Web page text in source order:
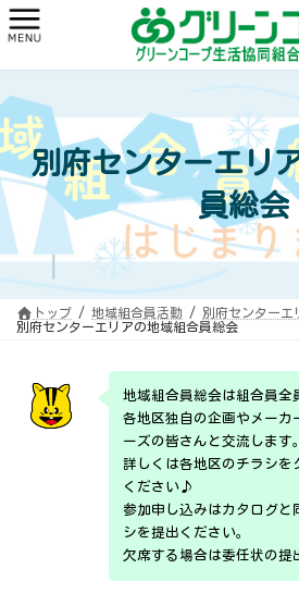
コ
ン
テ
ツ
ス
ッ
プ
ナ
ビ
ゲ
シ
ン
移
動
別府センターエリ
員総会
トップ 地域組合員活動
別府センターエ
別府センターエリアの地域組合員総会
地域組合員総会は組合員全
各地区独自の企画やメーカ
ーズの皆さんと交流します。
詳しくは各地区のチラシを
ください♪
参加申し込みはカタログと
シを提出ください。
欠席する場合は委任状の提